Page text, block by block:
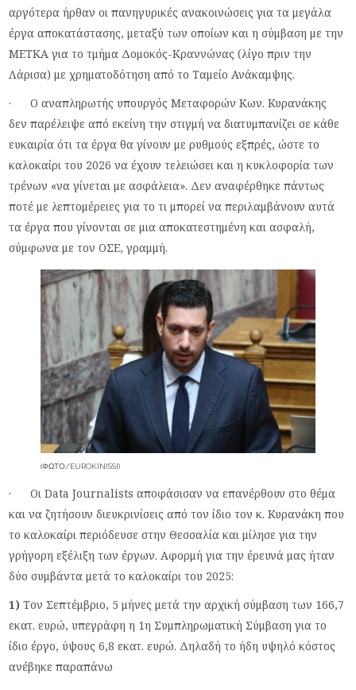
αργότερα ήρθαν οι πανηγυρικές ανακοινώσεις για τα μεγάλα
έργα αποκατάστασης, μεταξύ των οποίων και η σύμβαση με την
ΜΕΤΚΑ για το τμήμα Δομοκός-Κραννώνας (λίγο πριν την
Λάρισα) με χρηματοδότηση από το Ταμείο Ανάκαμψης.
· Ο αναπληρωτής υπουργός Μεταφορών Κων. Κυρανάκης
δεν παρέλειψε από εκείνη την στιγμή να διατυμπανίζει σε κάθε
ευκαιρία ότι τα έργα θα γίνουν με ρυθμούς εξπρές, ώστε το
καλοκαίρι του 2026 να έχουν τελειώσει και η κυκλοφορία των
τρένων «να γίνεται με ασφάλεια». Δεν αναφέρθηκε πάντως
ποτέ με λεπτομέρειες για το τι μπορεί να περιλαμβάνουν αυτά
τα έργα που γίνονται σε μια αποκατεστημένη και ασφαλή,
σύμφωνα με τον ΟΣΕ, γραμμή.
(ΦΩΤΟ/EUROKINISSI)
· ΟιData Journalists αποφάσισαν να επανέρθουν στο θέμα
και να ζητήσουν διευκρινίσεις από τον ίδιο τον κ. Κυρανάκη που
το καλοκαίρι περιόδευσε στην Θεσσαλία και μίλησε για την
γρήγορη εξέλιξη των έργων. Αφορμή για την έρευνά μας ήταν
δύο συμβάντα μετά το καλοκαίρι του 2025:
1)Τον Σεπτέμβριο, 5 μήνες μετά την αρχική σύμβαση των 166,7
εκατ. ευρώ, υπεγράφη η 1η Συμπληρωματική Σύμβαση για το
ίδιο έργο, ύψους 6,8 εκατ. ευρώ. Δηλαδή το ήδη υψηλό κόστος
ανέβηκε παραπάνω